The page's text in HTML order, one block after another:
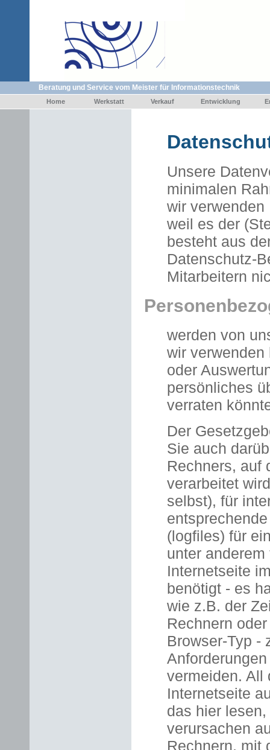
Beratung und Service vom Meister für Informationstechnik
Home Werkstatt Verkauf Entwicklung
Unsere
minimalen
wir verwenden
weil es der
besteht aus
Datenschutz-
Mitarbeitern
werden von
wir
oder
persönliches
verraten
Der
Sie auch
Rechners, auf
verarbeitet
selbst), für
(logfiles) für
unter
Internetseite
benötigt - es
wie z.B. der
Rechnern
Browser-Typ -
vermeiden. All
Internetseite
das hier
verursachen
Rechnern, mit